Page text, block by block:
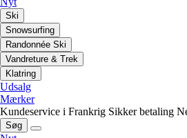
Ski
Snowsurfing
Randonnée Ski
Vandreture & Trek
Klatring
Udsalg
Mærker
Kundeservice i Frankrig Sikker betaling
Søg